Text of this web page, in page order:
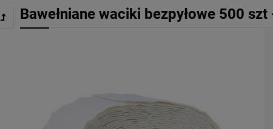
Bawełniane waciki bezpyłowe 500 szt